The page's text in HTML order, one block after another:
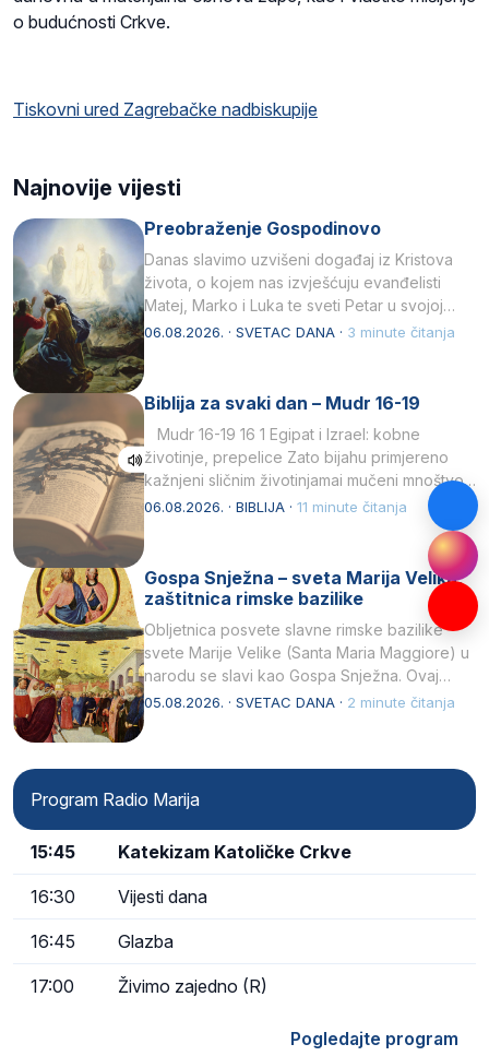
o budućnosti Crkve.
Tiskovni ured Zagrebačke nadbiskupije
Najnovije vijesti
Preobraženje Gospodinovo
Danas slavimo uzvišeni događaj iz Kristova
života, o kojem nas izvješćuju evanđelisti
Matej, Marko i Luka te sveti Petar u svojoj
drugoj…
06.08.2026. · SVETAC DANA · 3 minute čitanja
Biblija za svaki dan – Mudr 16-19
Mudr 16-19 16 1 Egipat i Izrael: kobne
životinje, prepelice Zato bijahu primjereno
kažnjeni sličnim životinjamai mučeni mnoštvom
kukaca.2 A narod…
06.08.2026. · BIBLIJA · 11 minute čitanja
Gospa Snježna – sveta Marija Velika,
zaštitnica rimske bazilike
Obljetnica posvete slavne rimske bazilike
svete Marije Velike (Santa Maria Maggiore) u
narodu se slavi kao Gospa Snježna. Ovaj
naziv, Sancta Maria…
05.08.2026. · SVETAC DANA · 2 minute čitanja
Program Radio Marija
15:45 Katekizam Katoličke Crkve
16:30 Vijesti dana
16:45 Glazba
17:00 Živimo zajedno (R)
Pogledajte program